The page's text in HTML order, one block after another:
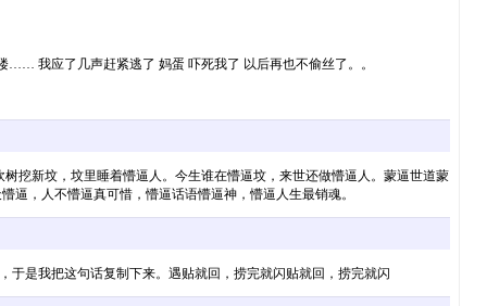
我应了几声赶紧逃了 妈蛋 吓死我了 以后再也不偷丝了。。
挖新坟，坟里睡着懵逼人。今生谁在懵逼坟，来世还做懵逼人。蒙逼世道蒙
，人不懵逼真可惜，懵逼话语懵逼神，懵逼人生最销魂。
是我把这句话复制下来。遇贴就回，捞完就闪贴就回，捞完就闪